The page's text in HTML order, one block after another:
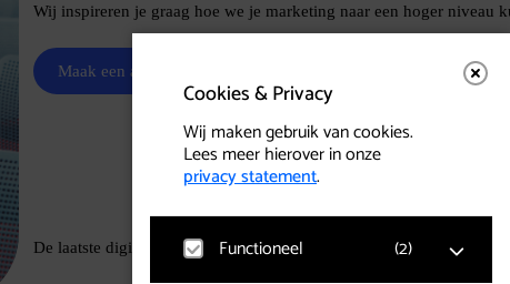
Cookies & Privacy
Wij maken gebruik van cookies.
Lees meer hierover in onze
privacy statement.
Functioneel (2)
Wij inspireren je graag hoe we je marketing naar een hoger niveau
Maak een afspraak info@eagerly.nl
De laatste digitale ontwikkelingen niet missen? Schrijf je in voor